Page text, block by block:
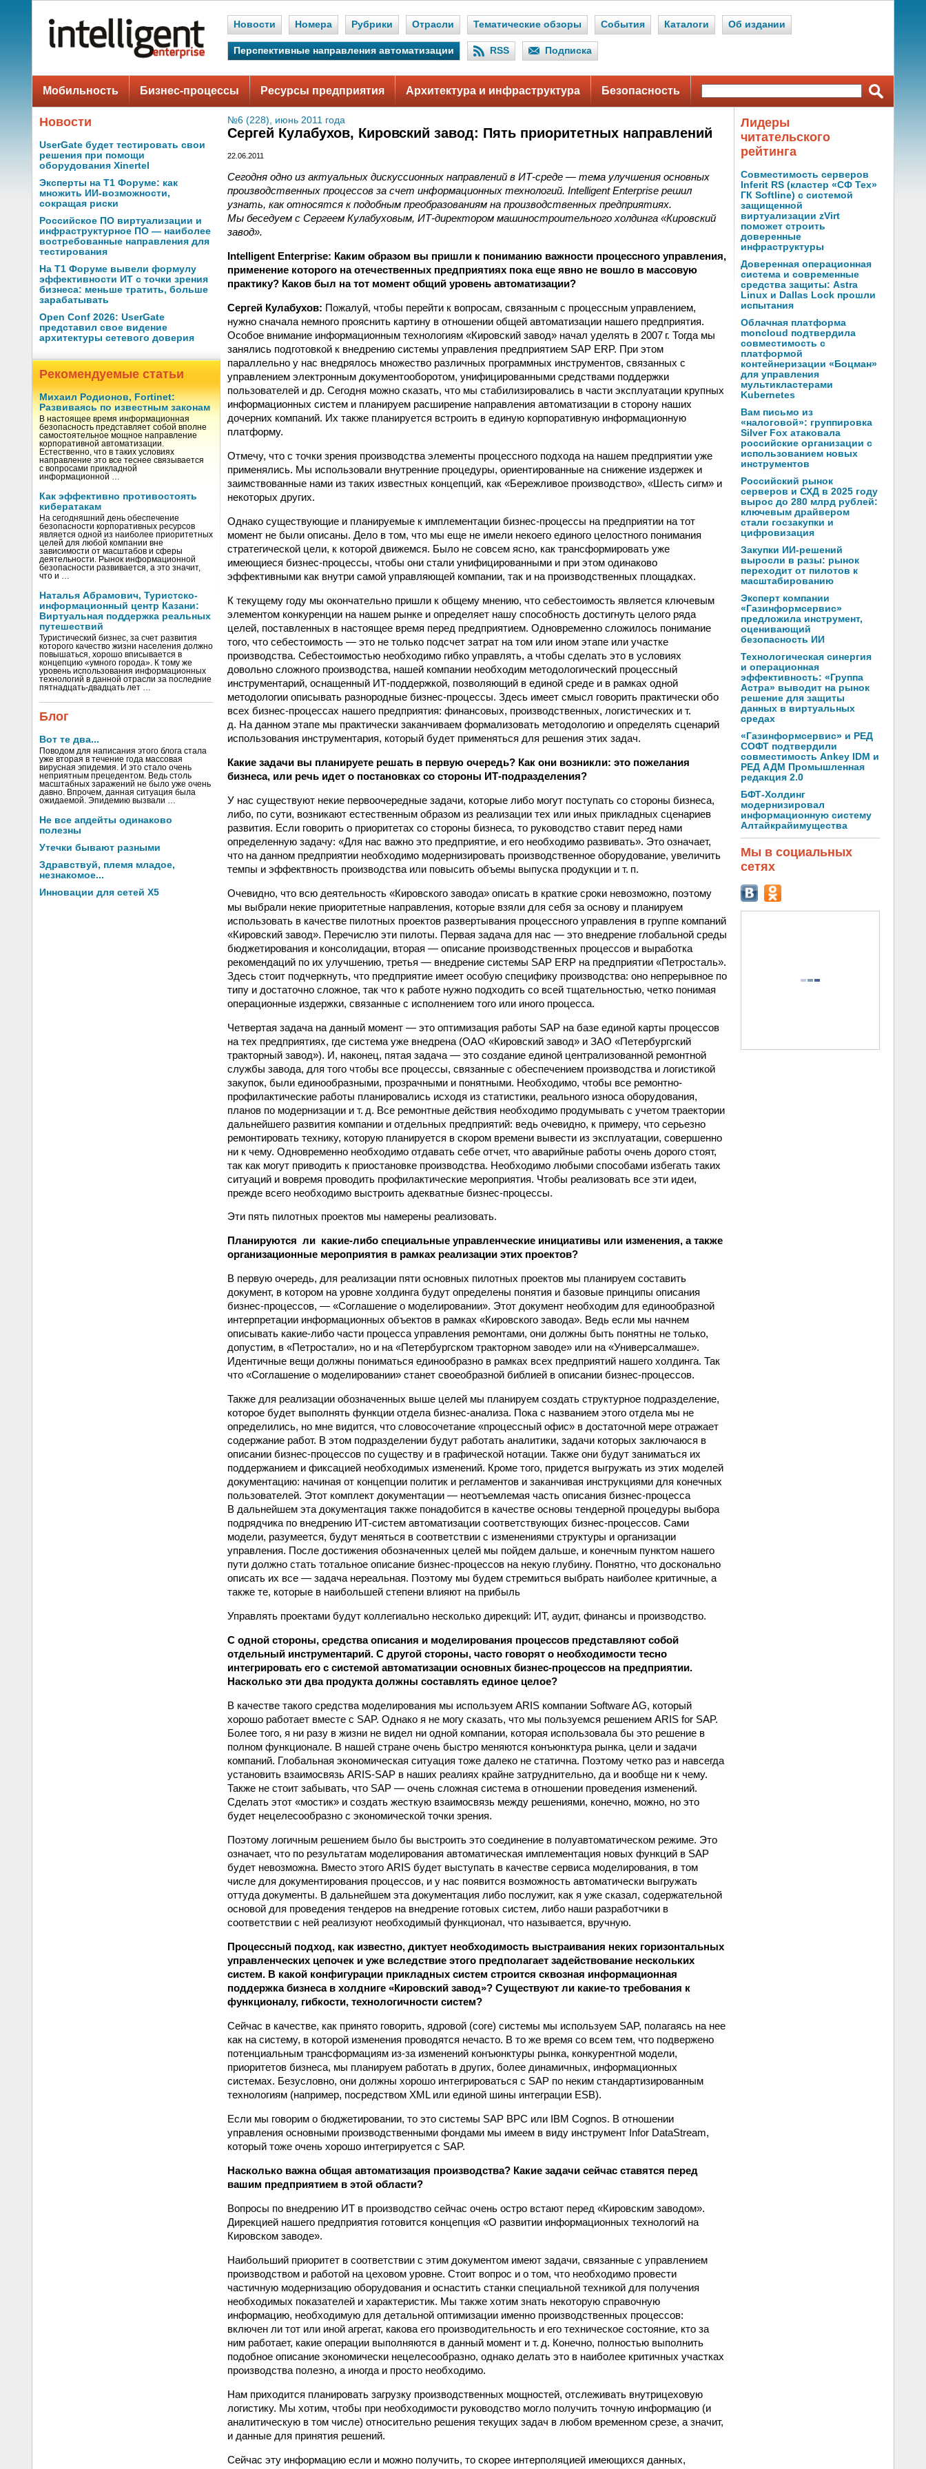
Новости Номера Рубрики Отрасли Тематические обзоры События Каталоги Об издании
Перспективные направления автоматизации RSS Подписка
Мобильность Бизнес-процессы Ресурсы предприятия Архитектура и инфраструктура Безопасность
Новости
UserGate будет тестировать свои
решения при помощи
оборудования Xinertel
Эксперты на Т1 Форуме: как
множить ИИ-возможности,
сокращая риски
Российское ПО виртуализации и
инфраструктурное ПО — наиболее
востребованные направления для
тестирования
На Т1 Форуме вывели формулу
эффективности ИТ с точки зрения
бизнеса: меньше тратить, больше
зарабатывать
Open Conf 2026: UserGate
представил свое видение
архитектуры сетевого доверия
Рекомендуемые статьи
Михаил Родионов, Fortinet:
Развиваясь по известным законам
В настоящее время информационная
безопасность представляет собой вполне
самостоятельное мощное направление
корпоративной автоматизации.
Естественно, что в таких условиях
направление это все теснее связывается
с вопросами прикладной
информационной …
Как эффективно противостоять
кибератакам
На сегодняшний день обеспечение
безопасности корпоративных ресурсов
является одной из наиболее приоритетных
целей для любой компании вне
зависимости от масштабов и сферы
деятельности. Рынок информационной
безопасности развивается, а это значит,
что и …
Наталья Абрамович, Туристско-
информационный центр Казани:
Виртуальная поддержка реальных
путешествий
Туристический бизнес, за счет развития
которого качество жизни населения должно
повышаться, хорошо вписывается в
концепцию «умного города». К тому же
уровень использования информационных
технологий в данной отрасли за последние
пятнадцать-двадцать лет …
Блог
Вот те два...
Поводом для написания этого блога стала
уже вторая в течение года массовая
вирусная эпидемия. И это стало очень
неприятным прецедентом. Ведь столь
масштабных заражений не было уже очень
давно. Впрочем, данная ситуация была
ожидаемой. Эпидемию вызвали …
Не все апдейты одинаково
полезны
Утечки бывают разными
Здравствуй, племя младое,
незнакомое...
Инновации для сетей X5
№6 (228), июнь 2011 года
Сергей Кулабухов, Кировский завод: Пять приоритетных направлений
22.06.2011
Сегодня одно из актуальных дискуссионных направлений в ИТ‑среде — тема улучшения основных
производственных процессов за счет информационных технологий. Intelligent Enterprise решил
узнать, как относятся к подобным преобразованиям на производственных предприятиях.
Мы беседуем с Сергеем Кулабуховым, ИТ‑директором машиностроительного холдинга «Кировский
завод».
Intelligent Enterprise: Каким образом вы пришли к пониманию важности процессного управления,
применение которого на отечественных предприятиях пока еще явно не вошло в массовую
практику? Каков был на тот момент общий уровень автоматизации?
Сергей Кулабухов: Пожалуй, чтобы перейти к вопросам, связанным с процессным управлением,
нужно сначала немного прояснить картину в отношении общей автоматизации нашего предприятия.
Особое внимание информационным технологиям «Кировский завод» начал уделять в 2007 г. Тогда мы
занялись подготовкой к внедрению системы управления предприятием SAP ERP. При этом
параллельно у нас внедрялось множество различных программных инструментов, связанных с
управлением электронным документооборотом, унифицированными средствами поддержки
пользователей и др. Сегодня можно сказать, что мы стабилизировались в части эксплуатации крупных
информационных систем и планируем расширение направления автоматизации в сторону наших
дочерних компаний. Их также планируется встроить в единую корпоративную информационную
платформу.
Отмечу, что с точки зрения производства элементы процессного подхода на нашем предприятии уже
применялись. Мы использовали внутренние процедуры, ориентированные на снижение издержек и
заимствованные нами из таких известных концепций, как «Бережливое производство», «Шесть сигм» и
некоторых других.
Однако существующие и планируемые к имплементации бизнес-процессы на предприятии на тот
момент не были описаны. Дело в том, что мы еще не имели некоего единого целостного понимания
стратегической цели, к которой движемся. Было не совсем ясно, как трансформировать уже
имеющиеся бизнес-процессы, чтобы они стали унифицированными и при этом одинаково
эффективными как внутри самой управляющей компании, так и на производственных площадках.
К текущему году мы окончательно пришли к общему мнению, что себестоимость является ключевым
элементом конкуренции на нашем рынке и определяет нашу способность достигнуть целого ряда
целей, поставленных в настоящее время перед предприятием. Одновременно сложилось понимание
того, что себестоимость — это не только подсчет затрат на том или ином этапе или участке
производства. Себестоимостью необходимо гибко управлять, а чтобы сделать это в условиях
довольно сложного производства, нашей компании необходим методологический процессный
инструментарий, оснащенный ИТ-поддержкой, позволяющий в единой среде и в рамках одной
методологии описывать разнородные бизнес-процессы. Здесь имеет смысл говорить практически обо
всех бизнес-процессах нашего предприятия: финансовых, производственных, логистических и т.
д. На данном этапе мы практически заканчиваем формализовать методологию и определять сценарий
использования инструментария, который будет применяться для решения этих задач.
Какие задачи вы планируете решать в первую очередь? Как они возникли: это пожелания
бизнеса, или речь идет о постановках со стороны ИТ-подразделения?
У нас существуют некие первоочередные задачи, которые либо могут поступать со стороны бизнеса,
либо, по сути, возникают естественным образом из реализации тех или иных прикладных сценариев
развития. Если говорить о приоритетах со стороны бизнеса, то руководство ставит перед нами
определенную задачу: «Для нас важно это предприятие, и его необходимо развивать». Это означает,
что на данном предприятии необходимо модернизировать производственное оборудование, увеличить
темпы и эффектвность производства или повысить объемы выпуска продукции и т. п.
Очевидно, что всю деятельность «Кировского завода» описать в краткие сроки невозможно, поэтому
мы выбрали некие приоритетные направления, которые взяли для себя за основу и планируем
использовать в качестве пилотных проектов развертывания процессного управления в группе компаний
«Кировский завод». Перечислю эти пилоты. Первая задача для нас — это внедрение глобальной среды
бюджетирования и консолидации, вторая — описание производственных процессов и выработка
рекомендаций по их улучшению, третья — внедрение системы SAP ERP на предприятии «Петросталь».
Здесь стоит подчеркнуть, что предприятие имеет особую специфику производства: оно непрерывное по
типу и достаточно сложное, так что к работе нужно подходить со всей тщательностью, четко понимая
операционные издержки, связанные с исполнением того или иного процесса.
Четвертая задача на данный момент — это оптимизация работы SAP на базе единой карты процессов
на тех предприятиях, где система уже внедрена (ОАО «Кировский завод» и ЗАО «Петербургский
тракторный завод»). И, наконец, пятая задача — это создание единой централизованной ремонтной
службы завода, для того чтобы все процессы, связанные с обеспечением производства и логистикой
закупок, были единообразными, прозрачными и понятными. Необходимо, чтобы все ремонтно-
профилактические работы планировались исходя из статистики, реального износа оборудования,
планов по модернизации и т. д. Все ремонтные действия необходимо продумывать с учетом траектории
дальнейшего развития компании и отдельных предприятий: ведь очевидно, к примеру, что серьезно
ремонтировать технику, которую планируется в скором времени вывести из эксплуатации, совершенно
ни к чему. Одновременно необходимо отдавать себе отчет, что аварийные работы очень дорого стоят,
так как могут приводить к приостановке производства. Необходимо любыми способами избегать таких
ситуаций и вовремя проводить профилактические мероприятия. Чтобы реализовать все эти идеи,
прежде всего необходимо выстроить адекватные бизнес-процессы.
Эти пять пилотных проектов мы намерены реализовать.
Планируются ли какие‑либо специальные управленческие инициативы или изменения, а также
организационные мероприятия в рамках реализации этих проектов?
В первую очередь, для реализации пяти основных пилотных проектов мы планируем составить
документ, в котором на уровне холдинга будут определены понятия и базовые принципы описания
бизнес-процессов, — «Соглашение о моделировании». Этот документ необходим для единообразной
интерпретации информационных объектов в рамках «Кировского завода». Ведь если мы начнем
описывать какие‑либо части процесса управления ремонтами, они должны быть понятны не только,
допустим, в «Петростали», но и на «Петербургском тракторном заводе» или на «Универсалмаше».
Идентичные вещи должны пониматься единообразно в рамках всех предприятий нашего холдинга. Так
что «Соглашение о моделировании» станет своеобразной библией в описании бизнес-процессов.
Также для реализации обозначенных выше целей мы планируем создать структурное подразделение,
которое будет выполнять функции отдела бизнес-анализа. Пока с названием этого отдела мы не
определились, но мне видится, что словосочетание «процессный офис» в достаточной мере отражает
содержание работ. В этом подразделении будут работать аналитики, задачи которых заключаюся в
описании бизнес-процессов по существу и в графической нотации. Также они будут заниматься их
поддержанием и фиксацией необходимых изменений. Кроме того, придется выгружать из этих моделей
документацию: начиная от концепции политик и регламентов и заканчивая инструкциями для конечных
пользователей. Этот комплект документации — неотъемлемая часть описания бизнес-процесса
В дальнейшем эта документация также понадобится в качестве основы тендерной процедуры выбора
подрядчика по внедрению ИТ‑систем автоматизации соответствующих бизнес-процессов. Сами
модели, разумеется, будут меняться в соответствии с изменениями структуры и организации
управления. После достижения обозначенных целей мы пойдем дальше, и конечным пунктом нашего
пути должно стать тотальное описание бизнес-процессов на некую глубину. Понятно, что досконально
описать их все — задача нереальная. Поэтому мы будем стремиться выбрать наиболее критичные, а
также те, которые в наибольшей степени влияют на прибыль
Управлять проектами будут коллегиально несколько дирекций: ИТ, аудит, финансы и производство.
С одной стороны, средства описания и моделирования процессов представляют собой
отдельный инструментарий. С другой стороны, часто говорят о необходимости тесно
интегрировать его с системой автоматизации основных бизнес-процессов на предприятии.
Насколько эти два продукта должны составлять единое целое?
В качестве такого средства моделирования мы используем ARIS компании Software AG, который
хорошо работает вместе с SAP. Однако я не могу сказать, что мы пользуемся решением ARIS for SAP.
Более того, я ни разу в жизни не видел ни одной компании, которая использовала бы это решение в
полном функционале. В нашей стране очень быстро меняются конъюнктура рынка, цели и задачи
компаний. Глобальная экономическая ситуация тоже далеко не статична. Поэтому четко раз и навсегда
установить взаимосвязь ARIS-SAP в наших реалиях крайне затруднительно, да и вообще ни к чему.
Также не стоит забывать, что SAP — очень сложная система в отношении проведения изменений.
Сделать этот «мостик» и создать жесткую взаимосвязь между решениями, конечно, можно, но это
будет нецеле­сообразно с экономической точки зрения.
Поэтому логичным решением было бы выстроить это соединение в полуавтоматическом режиме. Это
означает, что по результатам моделирования автоматическая имплементация новых функций в SAP
будет невозможна. Вместо этого ARIS будет выступать в качестве сервиса моделирования, в том
числе для документирования процессов, и у нас появится возможность автоматически выгружать
оттуда документы. В дальнейшем эта документация либо послужит, как я уже сказал, содержательной
основой для проведения тендеров на внедрение готовых систем, либо наши разработчики в
соответствии с ней реализуют необходимый функционал, что называется, вручную.
Процессный подход, как известно, диктует необходимость выстраивания неких горизонтальных
управленческих цепочек и уже вследствие этого предполагает задействование нескольких
систем. В какой конфигурации прикладных систем строится сквозная информационная
поддержка бизнеса в холдниге «Кировский завод»? Существуют ли какие‑то требования к
функционалу, гибкости, технологичности систем?
Сейчас в качестве, как принято говорить, ядровой (core) системы мы используем SAP, полагаясь на нее
как на систему, в которой изменения проводятся нечасто. В то же время со всем тем, что подвержено
потенциальным трансформациям из‑за изменений конъюнктуры рынка, конкурентной модели,
приоритетов бизнеса, мы планируем работать в других, более динамичных, информационных
системах. Безусловно, они должны хорошо интегрироваться с SAP по неким стандартизированным
технологиям (например, посредством XML или единой шины интеграции ESB).
Если мы говорим о бюджетировании, то это системы SAP BPC или IBM Cognos. В отношении
управления основными производственными фондами мы имеем в виду инструмент Infor DataStream,
который тоже очень хорошо интегрируется с SAP.
Насколько важна общая автоматизация производства? Какие задачи сейчас ставятся перед
вашим предприятием в этой области?
Вопросы по внедрению ИТ в производство сейчас очень остро встают перед «Кировским заводом».
Дирекцией нашего предприятия готовится концепция «О развитии информационных технологий на
Кировском заводе».
Наибольший приоритет в соответствии с этим документом имеют задачи, связанные с управлением
производством и работой на цеховом уровне. Стоит вопрос и о том, что необходимо провести
частичную модернизацию оборудования и оснастить станки специальной техникой для получения
необходимых показателей и характеристик. Мы также хотим знать некоторую справочную
информацию, необходимую для детальной оптимизации именно производственных процессов:
включен ли тот или иной агрегат, какова его производительность и его техническое состояние, кто за
ним работает, какие операции выполняются в данный момент и т. д. Конечно, полностью выполнить
подобное описание экономически нецелесообразно, однако делать это в наиболее критичных участках
производства полезно, а иногда и просто необходимо.
Нам приходится планировать загрузку производственных мощностей, отслеживать внутрицеховую
логистику. Мы хотим, чтобы при необходимости руководство могло получить точную информацию (и
аналитическую в том числе) относительно решения текущих задач в любом временном срезе, а значит,
и данные для принятия решений.
Сейчас эту информацию если и можно получить, то скорее интерполяцией имеющихся данных,
Лидеры
читательского
рейтинга
Совместимость серверов
Inferit RS (кластер «СФ Тех»
ГК Softline) с системой
защищенной
виртуализации zVirt
поможет строить
доверенные
инфраструктуры
Доверенная операционная
система и современные
средства защиты: Astra
Linux и Dallas Lock прошли
испытания
Облачная платформа
moncloud подтвердила
совместимость с
платформой
контейнеризации «Боцман»
для управления
мультикластерами
Kubernetes
Вам письмо из
«налоговой»: группировка
Silver Fox атаковала
российские организации с
использованием новых
инструментов
Российский рынок
серверов и СХД в 2025 году
вырос до 280 млрд рублей:
ключевым драйвером
стали госзакупки и
цифровизация
Закупки ИИ-решений
выросли в разы: рынок
переходит от пилотов к
масштабированию
Эксперт компании
«Газинформсервис»
предложила инструмент,
оценивающий
безопасность ИИ
Технологическая синергия
и операционная
эффективность: «Группа
Астра» выводит на рынок
решение для защиты
данных в виртуальных
средах
«Газинформсервис» и РЕД
СОФТ подтвердили
совместимость Ankey IDM и
РЕД АДМ Промышленная
редакция 2.0
БФТ-Холдинг
модернизировал
информационную систему
Алтайкрайимущества
Мы в социальных
сетях